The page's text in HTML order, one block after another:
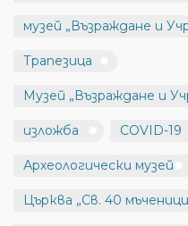
музей „Възраждане и
Трапезица
Музей „Възраждане и
изложба COVID-19
Археологически музей
Църква „Св. 40